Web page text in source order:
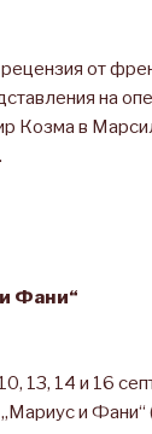
от
на
Козма в
Фани“
13, 14 и 16
и Фани“